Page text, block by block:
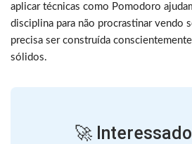
aplicar técnicas como Pomodoro
disciplina para não procrastinar vendo
precisa ser construída
sólidos.
🚀